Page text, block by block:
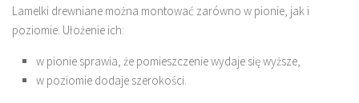
Lamelki drewniane można montować zarówno w pionie, jak i
poziomie. Ułożenie ich:
w pionie sprawia, że pomieszczenie wydaje się wyższe,
w poziomie dodaje szerokości.